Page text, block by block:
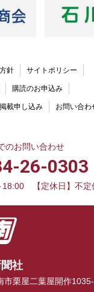
針 サイトポリシー
購読のお申込み
載申し込み お問い合わ
のお問い合わせ
26-0303
18:00 【定休日】不定
社
市栗屋二葉屋開作